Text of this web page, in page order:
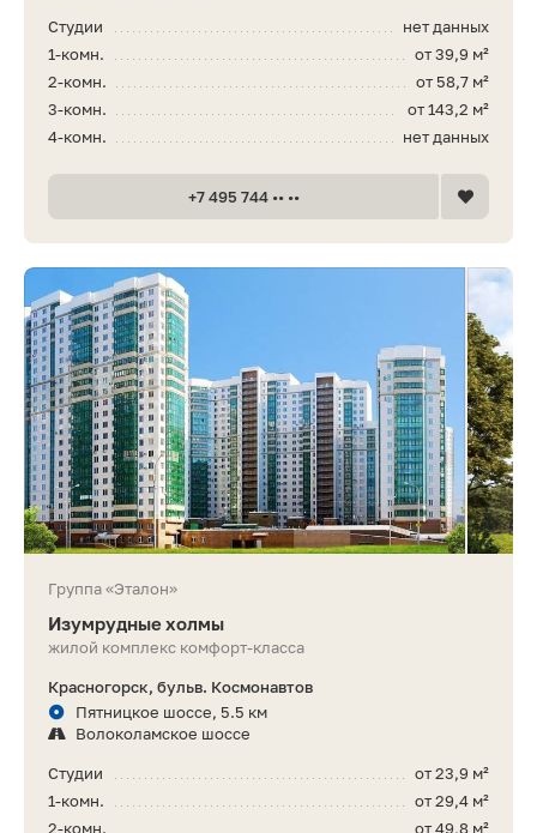
нет данных
Студии
от 39,9 м²
1-комн.
от 58,7 м²
2-комн.
от 143,2 м²
3-комн.
нет данных
4-комн.
+7 495 744 •• ••
Группа «Эталон»
Изумрудные холмы
жилой комплекс комфорт-класса
Красногорск, бульв. Космонавтов
Пятницкое шоссе, 5.5 км
Волоколамское шоссе
от 23,9 м²
Студии
от 29,4 м²
1-комн.
от 49,8 м²
2-комн.